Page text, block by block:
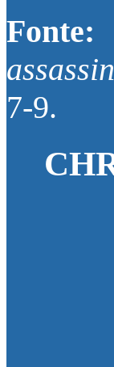
Fonte:
7-9.